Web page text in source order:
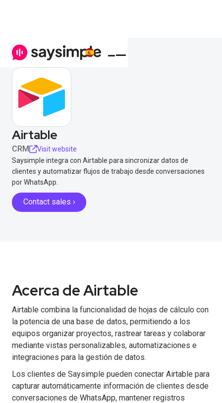
Airtable
CRM
Visit website
Saysimple integra con Airtable para sincronizar datos de
clientes y automatizar flujos de trabajo desde conversaciones
por WhatsApp.
Contact sales ›
Acerca de Airtable
Airtable combina la funcionalidad de hojas de cálculo con
la potencia de una base de datos, permitiendo a los
equipos organizar proyectos, rastrear tareas y colaborar
mediante vistas personalizables, automatizaciones e
integraciones para la gestión de datos.
Los clientes de Saysimple pueden conectar Airtable para
capturar automáticamente información de clientes desde
conversaciones de WhatsApp, mantener registros